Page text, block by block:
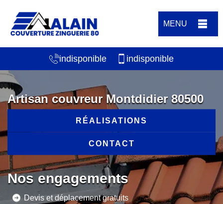
MENU
indisponible indisponible
Artisan couvreur Montdidier 80500
RÉALISATIONS
CONTACT
Nos engagements
Devis et déplacement gratuits